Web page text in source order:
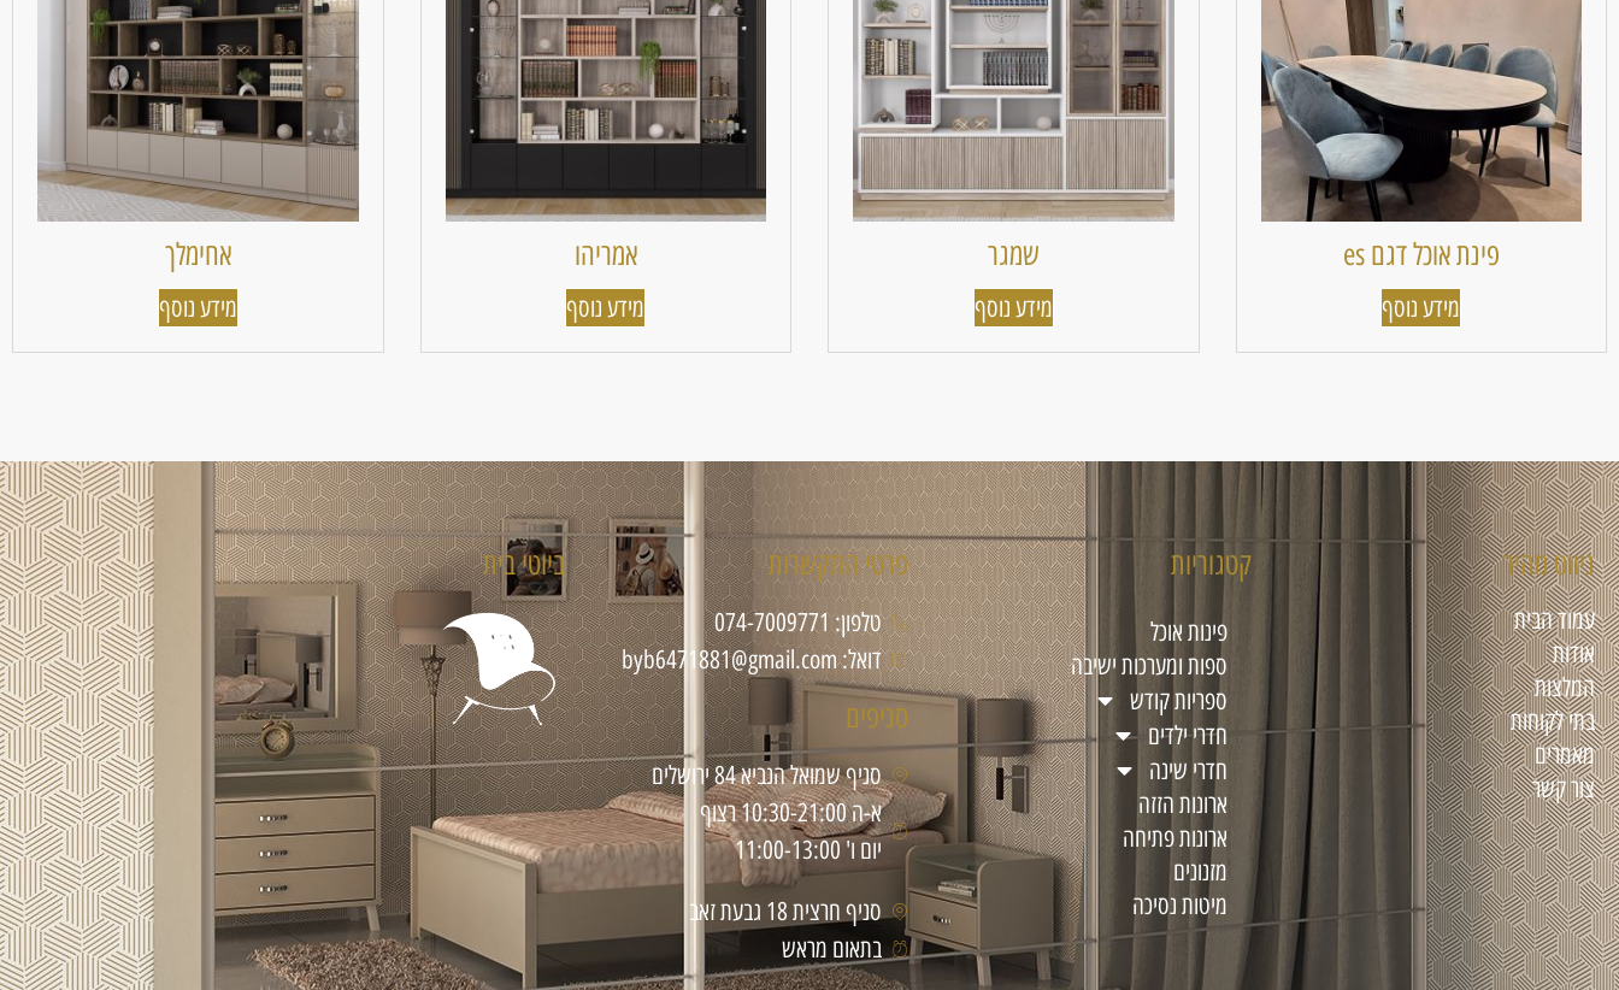
פינת אוכל דגם es
מידע נוסף
שמגר
מידע נוסף
אמריהו
מידע נוסף
אחימלך
מידע נוסף
ניווט מהיר
עמוד הבית
אודות
המלצות
בתי לקוחות
מאמרים
צור קשר
קטגוריות
פינות אוכל
ספות ומערכות ישיבה
ספריות קודש
חדרי ילדים
חדרי שינה
ארונות הזזה
ארונות פתיחה
מזנונים
מיטות נסיכה
פרטי התקשרות
טלפון: 074-7009771
דואל: byb6471881@gmail.com
סניפים
סניף שמואל הנביא 84 ירושלים
א-ה 10:30-21:00 רצוף
יום ו' 11:00-13:00
סניף חרצית 18 גבעת זאב
בתאום מראש
ביוטי בית